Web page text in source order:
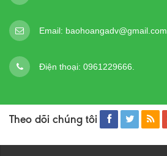
Email: baohoangadv@gmail.com
Điện thoại: 0961229666.
Theo dõi chúng tôi